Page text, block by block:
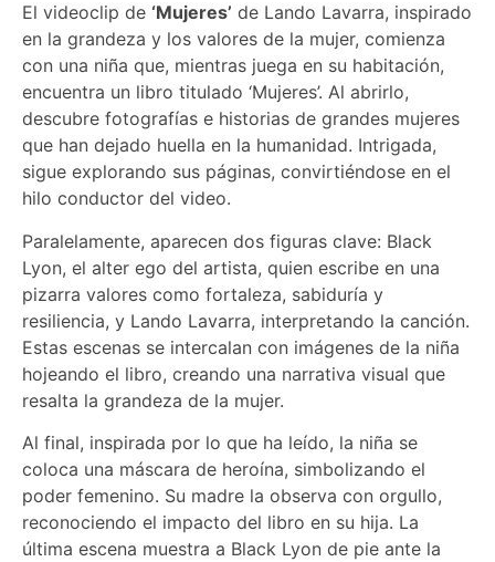
El videoclip de ‘Mujeres’ de Lando Lavarra, inspirado
en la grandeza y los valores de la mujer, comienza
con una niña que, mientras juega en su habitación,
encuentra un libro titulado ‘Mujeres’. Al abrirlo,
descubre fotografías e historias de grandes mujeres
que han dejado huella en la humanidad. Intrigada,
sigue explorando sus páginas, convirtiéndose en el
hilo conductor del video.
Paralelamente, aparecen dos figuras clave: Black
Lyon, el alter ego del artista, quien escribe en una
pizarra valores como fortaleza, sabiduría y
resiliencia, y Lando Lavarra, interpretando la canción.
Estas escenas se intercalan con imágenes de la niña
hojeando el libro, creando una narrativa visual que
resalta la grandeza de la mujer.
Al final, inspirada por lo que ha leído, la niña se
coloca una máscara de heroína, simbolizando el
poder femenino. Su madre la observa con orgullo,
reconociendo el impacto del libro en su hija. La
última escena muestra a Black Lyon de pie ante la